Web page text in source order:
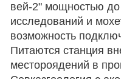
вей-2" мощностью
исследований и
возможность
Питаются станция
местороядений в